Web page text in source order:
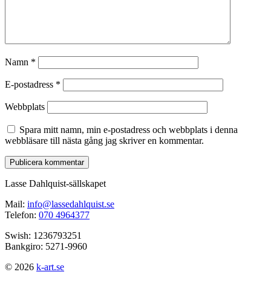
Namn *
E-postadress *
Webbplats
Spara mitt namn, min e-postadress och webbplats i denna
webbläsare till nästa gång jag skriver en kommentar.
Lasse Dahlquist-sällskapet
Mail: info@lassedahlquist.se
Telefon: 070 4964377
Swish: 1236793251
Bankgiro: 5271-9960
© 2026 k-art.se